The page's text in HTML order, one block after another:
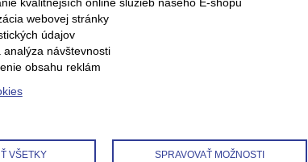
webovej stránky
údajov
analýza návštevnosti
obsahu reklám
VŠETKY SPRAVOVAŤ MOŽNOSTI